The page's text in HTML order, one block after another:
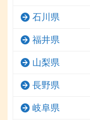
石川県
福井県
山梨県
長野県
岐阜県